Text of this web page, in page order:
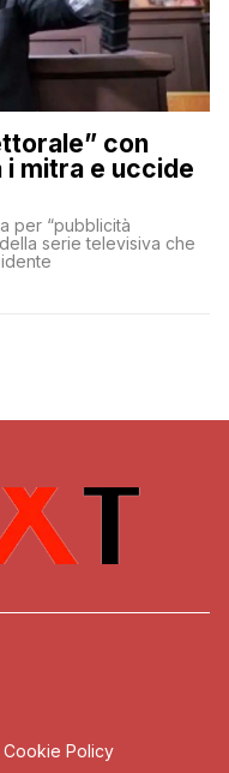
con
mitra e uccide
per “pubblicità
serie televisiva che
Cookie Policy